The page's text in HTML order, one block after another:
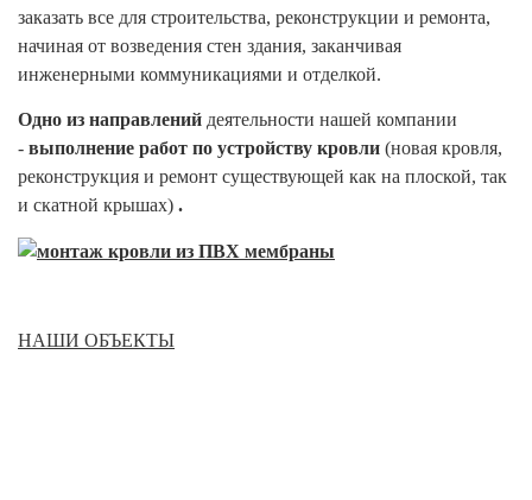
заказать все для строительства, реконструкции и ремонта,
начиная от возведения стен здания, заканчивая
инженерными коммуникациями и отделкой.
Одно из направлений деятельности нашей компании
- выполнение работ по устройству кровли (новая кровля,
реконструкция и ремонт существующей как на плоской, так
и скатной крышах) .
НАШИ ОБЪЕКТЫ